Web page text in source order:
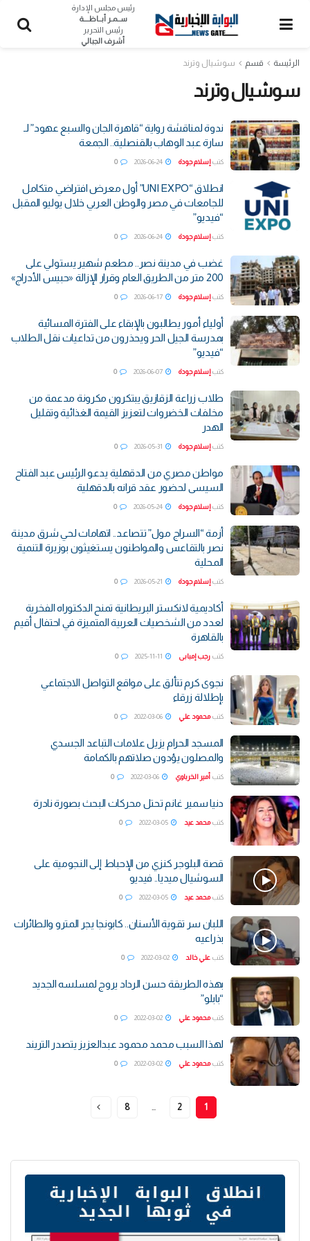
رئيس مجلس الإدارة
ســمـر أبــاظــــة
رئيس التحرير
أشرف الجبالي
الرئيسة قسم سوشيال وترند
سوشيال وترند
ندوة لمناقشة رواية “قاهرة الجان والسبع عهود” لـ
سارة عبد الوهاب بالقنصلية.. الجمعة
كتب إسلام جودة 0
انطلاق “UNI EXPO” أول معرض افتراضي متكامل
للجامعات في مصر والوطن العربي خلال يوليو المقبل
“فيديو”
كتب إسلام جودة 0
غضب في مدينة نصر.. مطعم شهير يستولي على
200 متر من الطريق العام وقرار الإزالة «حبيس الأدراج»
كتب إسلام جودة 0
أولياء أمور يطالبون بالإبقاء على الفترة المسائية
بمدرسة الجيل الحر ويحذرون من تداعيات نقل الطلاب
“فيديو”
كتب إسلام جودة 0
طلاب زراعة الزقازيق يبتكرون مكرونة مدعمة من
مخلفات الخضروات لتعزيز القيمة الغذائية وتقليل
الهدر
كتب إسلام جودة 0
مواطن مصري من الدقهلية يدعو الرئيس عبد الفتاح
السيسى لحضور عقد قرانه بالدقهلية
كتب إسلام جودة 0
​أزمة “السراج مول” تتصاعد.. اتهامات لحي شرق مدينة
نصر بالتقاعس والمواطنون يستغيثون بوزيرة التنمية
المحلية ​
كتب إسلام جودة 0
أكاديمية لانكستر البريطانية تمنح الدكتوراه الفخرية
لعدد من الشخصيات العربية المتميزة في احتفال أقيم
بالقاهرة
كتب رجب إمبابى 0
نجوى كرم تتألق على مواقع التواصل الاجتماعي
بإطلالة زرقاء
كتب محمود علي 0
المسجد الحرام يزيل علامات التباعد الجسدي
والمصلون يؤدون صلاتهم بالكمامة
كتب أمير الخرباوي 0
دنيا سمير غانم تحتل محركات البحث بصورة نادرة
كتب محمد عيد 0
قصة البلوجر كنزي من الإحباط إلى النجومية على
السوشيال ميديا.. فيديو
كتب محمد عيد 0
‎اللبان سر تقوية الأسنان.. كابونجا يجر المترو والطائرات
بذراعيه
كتب علي خالد 0
بهذه الطريقة حسن الرداد يروج لمسلسه الجديد
“بابلو”
كتب محمود علي 0
لهذا السبب محمد محمود عبدالعزيز يتصدر التريند
كتب محمود علي 0
1
2
…
8